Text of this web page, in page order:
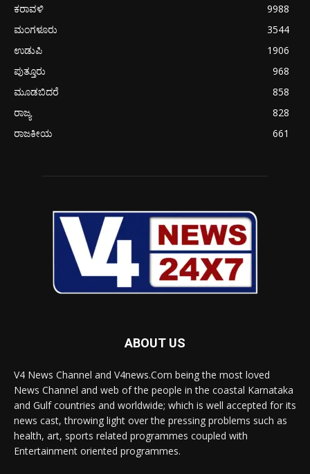
ಕರಾವಳಿ
9988
ಮಂಗಳೂರು
3544
ಉಡುಪಿ
1906
ಪುತ್ತೂರು
968
ಮೂಡಬಿದರೆ
858
ರಾಜ್ಯ
828
ರಾಜಕೀಯ
661
ABOUT US
V4 News Channel and V4news.Com being the most loved
News Channel and web of the people in the coastal Karnataka
and Gulf countries and worldwide; which is well accepted for its
news cast, throwing light over the pressing problems such as
health, art, sports related programmes coupled with
Entertainment oriented programmes.